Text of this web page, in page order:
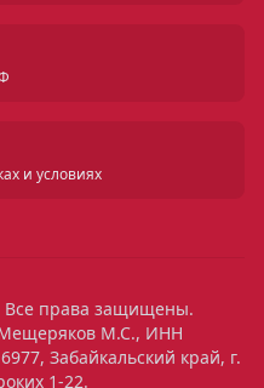
и условиях
Все права защищены.
Мещеряков М.С., ИНН
Забайкальский край, г.
1-22.